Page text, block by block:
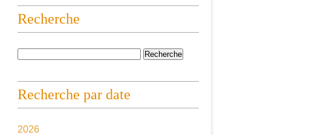
Recherche
Recherche par date
2026